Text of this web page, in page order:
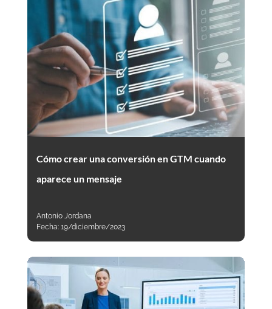
Cómo crear una conversión en GTM cuando
aparece un mensaje
Antonio Jordana
Fecha: 19/diciembre/2023